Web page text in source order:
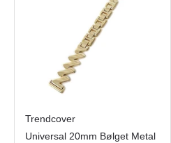
Trendcover
Universal 20mm Bølget Metal